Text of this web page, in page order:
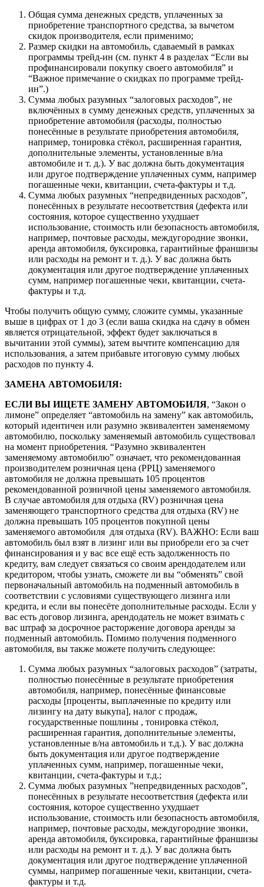
Общая сумма денежных средств, уплаченных за
приобретение транспортного средства, за вычетом
скидок производителя, если применимо;
Размер скидки на автомобиль, сдаваемый в рамках
программы трейд-ин (см. пункт 4 в разделах “Если вы
профинансировали покупку своего автомобиля” и
“Важное примечание о скидках по программе трейд-
ин”.)
Сумма любых разумных “залоговых расходов”, не
включённых в сумму денежных средств, уплаченных за
приобретение автомобиля (расходы, полностью
понесённые в результате приобретения автомобиля,
например, тонировка стёкол, расширенная гарантия,
дополнительные элементы, установленные в/на
автомобиле и т. д.). У вас должна быть документация
или другое подтверждение уплаченных сумм, например
погашенные чеки, квитанции, счета-фактуры и т.д.
Сумма любых разумных “непредвиденных расходов”,
понесённых в результате несоответствия (дефекта или
состояния, которое существенно ухудшает
использование, стоимость или безопасность автомобиля,
например, почтовые расходы, междугородние звонки,
аренда автомобиля, буксировка, гарантийные франшизы
или расходы на ремонт и т. д.). У вас должна быть
документация или другое подтверждение уплаченных
сумм, например погашенные чеки, квитанции, счета-
фактуры и т.д.
Чтобы получить общую сумму, сложите суммы, указанные
выше в цифрах от 1 до 3 (если ваша скидка на сдачу в обмен
является отрицательной, эффект будет заключаться в
вычитании этой суммы), затем вычтите компенсацию для
использования, а затем прибавьте итоговую сумму любых
расходов по пункту 4.
ЗАМЕНА АВТОМОБИЛЯ:
ЕСЛИ ВЫ ИЩЕТЕ ЗАМЕНУ АВТОМОБИЛЯ, “Закон о
лимоне” определяет “автомобиль на замену” как автомобиль,
который идентичен или разумно эквивалентен заменяемому
автомобилю, поскольку заменяемый автомобиль существовал
на момент приобретения. “Разумно эквивалентен
заменяемому автомобилю” означает, что рекомендованная
производителем розничная цена (РРЦ) заменяемого
автомобиля не должна превышать 105 процентов
рекомендованной розничной цены заменяемого автомобиля.
В случае автомобиля для отдыха (RV) розничная цена
заменяющего транспортного средства для отдыха (RV) не
должна превышать 105 процентов покупной цены
заменяемого автомобиля для отдыха (RV). ВАЖНО: Если ваш
автомобиль был взят в лизинг или вы приобрели его за счет
финансирования и у вас все ещё есть задолженность по
кредиту, вам следует связаться со своим арендодателем или
кредитором, чтобы узнать, сможете ли вы “обменять” свой
первоначальный автомобиль на подменный автомобиль в
соответствии с условиями существующего лизинга или
кредита, и если вы понесёте дополнительные расходы. Если у
вас есть договор лизинга, арендодатель не может взимать с
вас штраф за досрочное расторжение договора аренды за
подменный автомобиль. Помимо получения подменного
автомобиля, вы также можете получить следующее:
Сумма любых разумных “залоговых расходов” (затраты,
полностью понесённые в результате приобретения
автомобиля, например, понесённые финансовые
расходы [проценты, выплаченные по кредиту или
лизингу на дату выкупа], налог с продаж,
государственные пошлины , тонировка стёкол,
расширенная гарантия, дополнительные элементы,
установленные в/на автомобиль и т.д.). У вас должна
быть документация или другое подтверждение
уплаченных сумм, например, погашенные чеки,
квитанции, счета-фактуры и т.д.;
Сумма любых разумных ”непредвиденных расходов”,
понесённых в результате несоответствия (дефекта или
состояния, которое существенно ухудшает
использование, стоимость или безопасность автомобиля,
например, почтовые расходы, междугородние звонки,
аренда автомобиля, буксировка, гарантийные франшизы
или расходы на ремонт и т. д.). У вас должна быть
документация или другое подтверждение уплаченной
суммы, например погашенные чеки, квитанции, счета-
фактуры и т.д.